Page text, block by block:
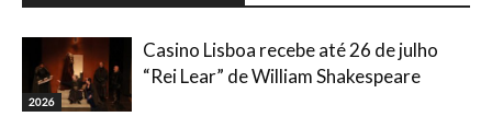
2026
Casino Lisboa recebe até 26 de julho
“Rei Lear” de William Shakespeare